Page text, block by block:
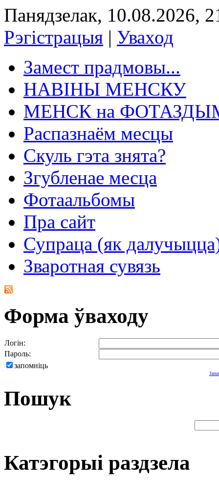
Панядзелак, 10.08.2026,
Рэгістрацыя | Уваход
Замест прадмовы...
НАВІНЫ МЕНСКУ
МЕНСК на
Распазнаём месцы
Скуль гэта знята?
Згубленае месца
Фотаальбомы
Пра сайт
Супраца (як
Зваротная сувязь
Форма ўваходу
Логін:
Пароль:
запомніць
Пошук
Катэгорыі раздзела